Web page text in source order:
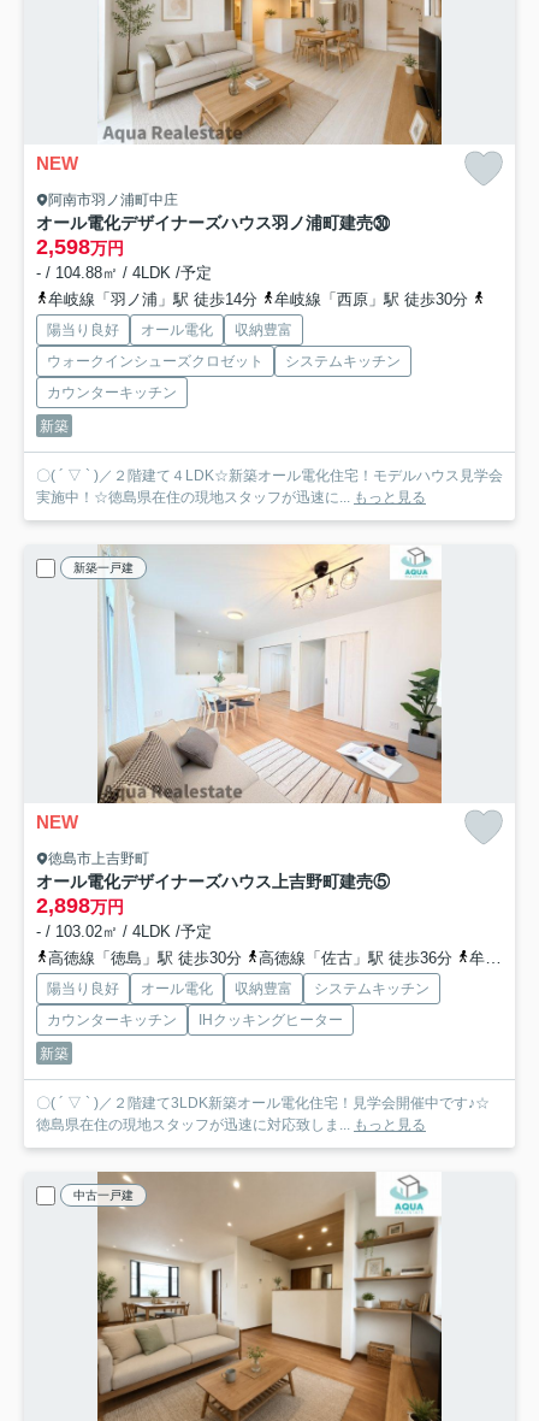
NEW
阿南市羽ノ浦町中庄
オール電化デザイナーズハウス羽ノ浦町建売㉚
2,598万円
- / 104.88㎡ / 4LDK /予定
牟岐線「羽ノ浦」駅 徒歩14分
牟岐線「西原」駅 徒歩30分
陽当り良好 オール電化
収納豊富
ウォークインシューズクロゼット
システムキッチン
カウンターキッチン
新築
〇( ´ ▽ ` )／２階建て４LDK☆新築オール電化住宅！モデルハウス見学会
実施中！☆徳島県在住の現地スタッフが迅速に... もっと見る
新築一戸建
NEW
徳島市上吉野町
オール電化デザイナーズハウス上吉野町建売⑤
2,898万円
- / 103.02㎡ / 4LDK /予定
高徳線「徳島」駅 徒歩30分
高徳線「佐古」駅 徒歩36分 牟岐線「阿波富田」駅 徒歩36分
陽当り良好 オール電化 収納豊富
システムキッチン
カウンターキッチン
IHクッキングヒーター
新築
〇( ´ ▽ ` )／２階建て3LDK新築オール電化住宅！見学会開催中です♪☆
徳島県在住の現地スタッフが迅速に対応致しま... もっと見る
中古一戸建